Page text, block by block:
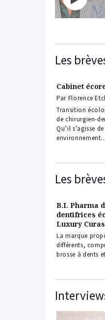
Les
Cabinet
Par Florence
Transition
de chirurgien-
Qu’il s’agisse
Les
B.I. Pharma
dentifrices
Luxury
La marque
différents,
brosse à dents